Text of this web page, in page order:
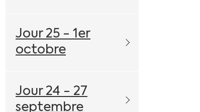
Jour 25 - 1er
octobre
Jour 24 - 27
septembre